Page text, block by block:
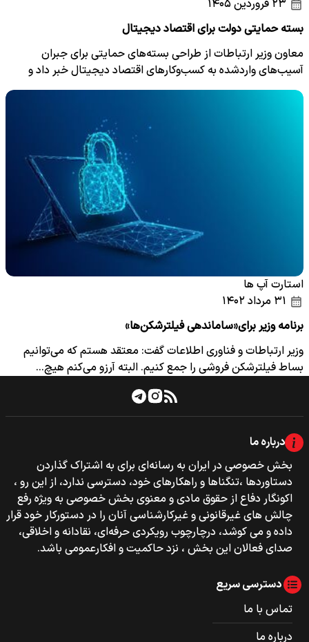
بسته حمایتی دولت برای اقتصاد دیجیتال
معاون وزیر ارتباطات از طراحی بسته‌های حمایتی برای جبران
آسیب‌های واردشده به کسب‌وکارهای اقتصاد دیجیتال خبر داد و
گفت:…
استارت آپ ها
برنامه وزیر برای«ساماندهی فیلترشکن‌ها»
وزیر ارتباطات و فناوری اطلاعات گفت: معتقد هستم که می‌توانیم
بساط فیلترشکن فروشی را جمع کنیم. البته آرزو می‌کنم هیچ…
درباره ما
بخش خصوصی‌‌ در ایران به رسانه‌ای برای به اشتراک گذاردن
دستاوردها ،تنگناها و راهکارهای خود، دسترسی ندارد، از این رو ،
اکونگار دفاع از حقوق مادی و معنوی بخش خصوصی به ویژه رفع
چالش های غیرقانونی و غیرکارشناسی آنان را در دستورکار خود قرار
داده و می کوشد، درچارچوب رویکردی حرفه‌ای، نقادانه و اخلاقی،
صدای فعالان این بخش ، نزد حاکمیت و افکارعمومی باشد.
دسترسی سریع
تماس با ما
درباره ما